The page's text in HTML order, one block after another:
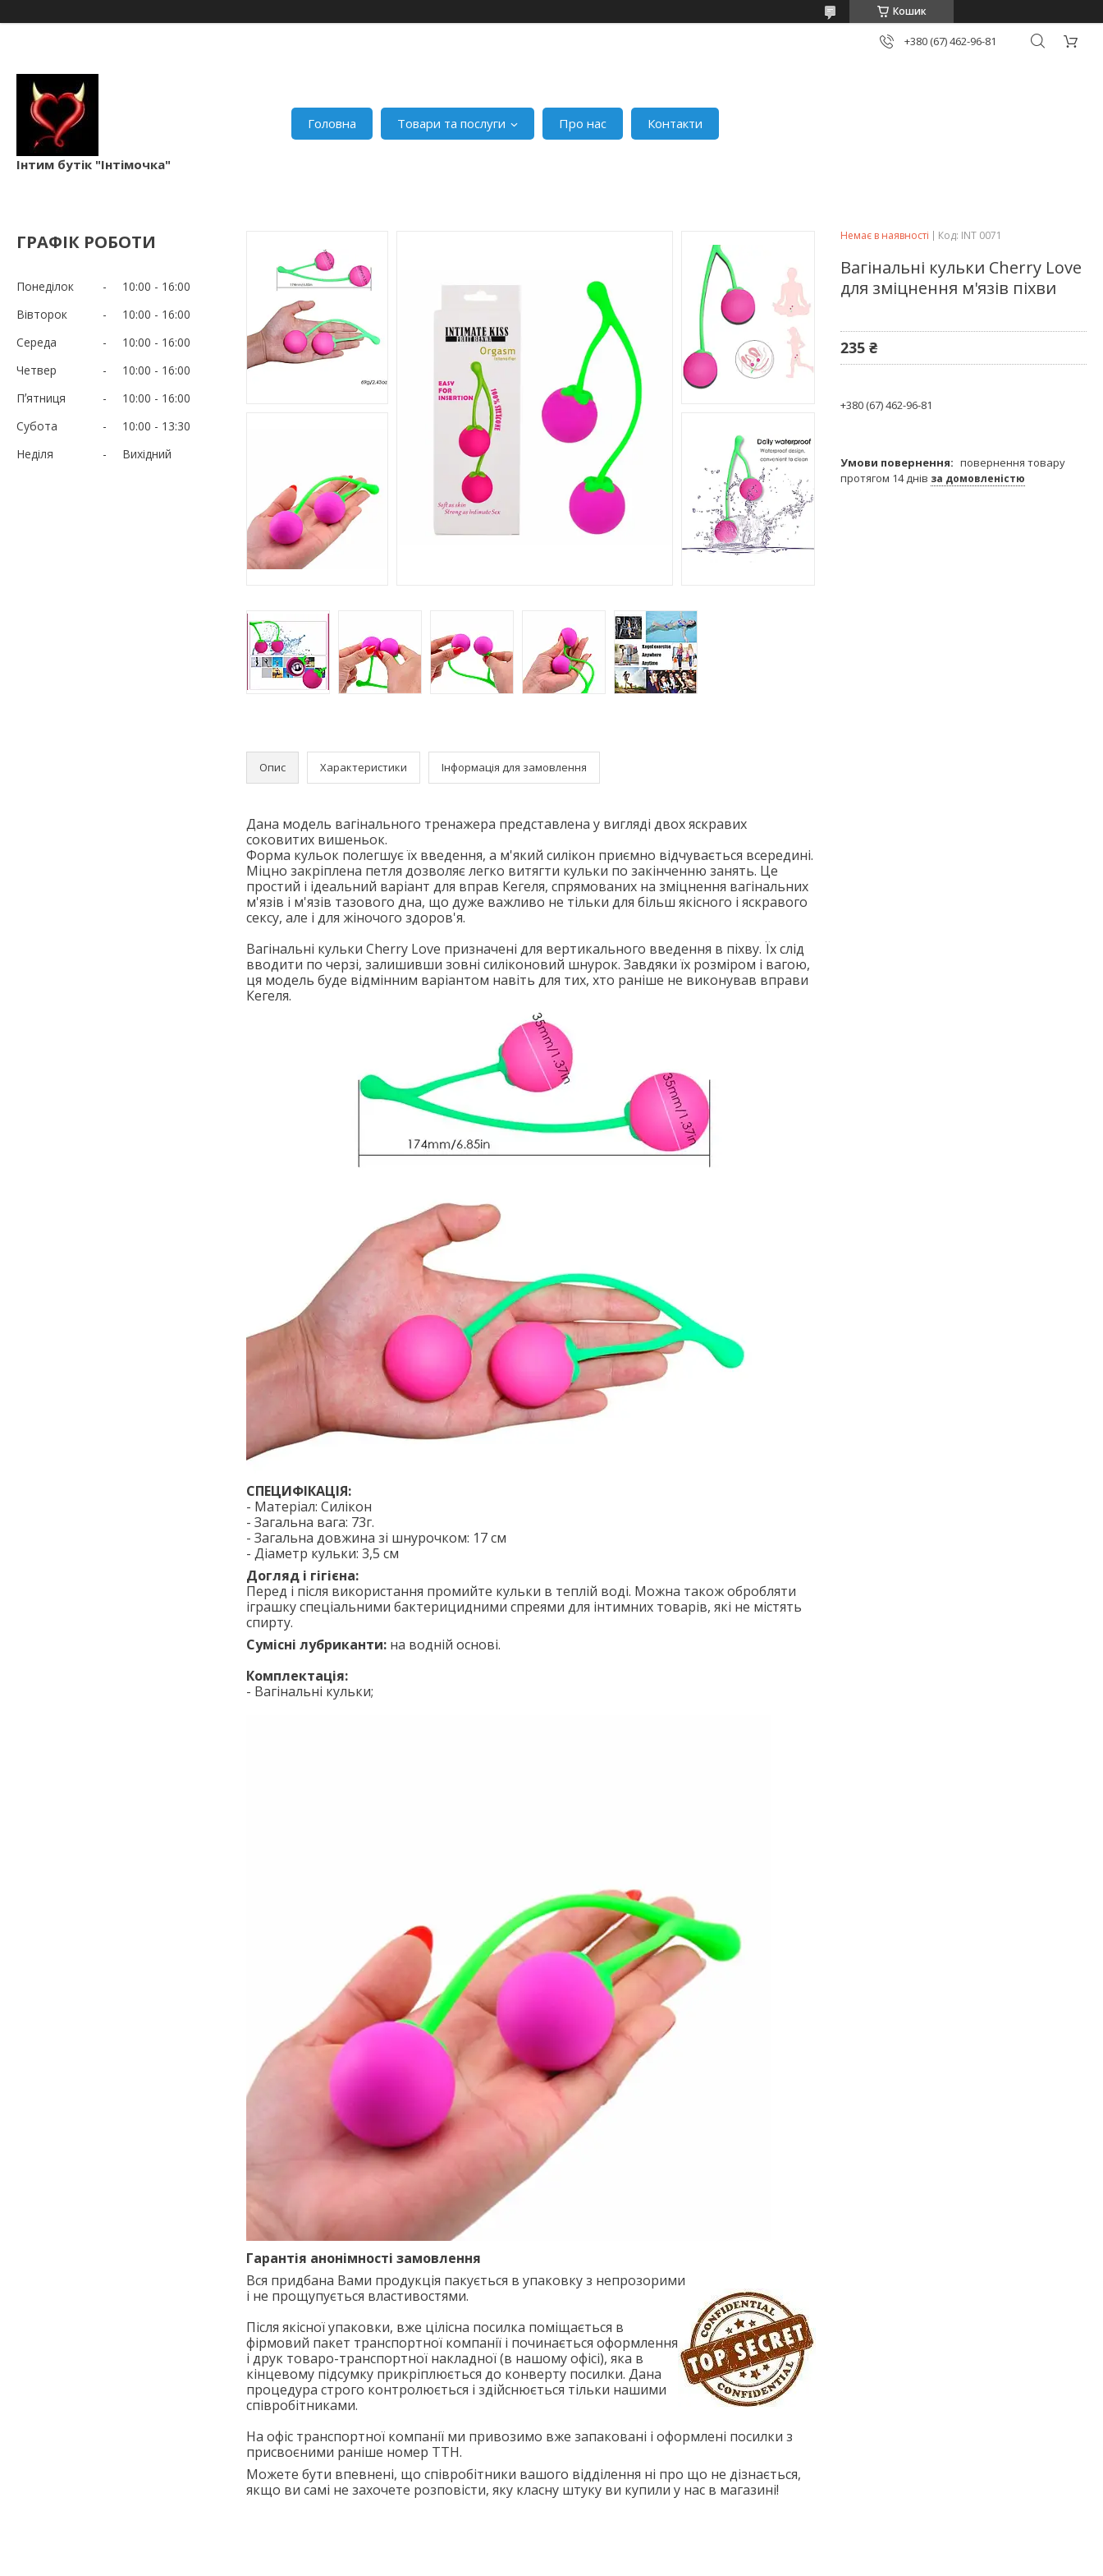
Кошик
+380 (67) 462-96-81
Інтим бутік "Інтімочка"
Головна Товари та послуги Про нас Контакти
ГРАФІК РОБОТИ
Понеділок 10:00
16:00
Вівторок
10:00
16:00
Середа
10:00
16:00
Четвер
10:00
16:00
Пʼятниця
10:00
16:00
Субота
10:00
13:30
Неділя
Вихідний
Опис Характеристики Інформація для замовлення
Дана модель вагінального тренажера представлена у вигляді двох яскравих
соковитих вишеньок.
Форма кульок полегшує їх введення, а м'який силікон приємно відчувається всередині.
Міцно закріплена петля дозволяє легко витягти кульки по закінченню занять. Це
простий і ідеальний варіант для вправ Кегеля, спрямованих на зміцнення вагінальних
м'язів і м'язів тазового дна, що дуже важливо не тільки для більш якісного і яскравого
сексу, але і для жіночого здоров'я.
Вагінальні кульки Cherry Love призначені для вертикального введення в піхву. Їх слід
вводити по черзі, залишивши зовні силіконовий шнурок. Завдяки їх розміром і вагою,
ця модель буде відмінним варіантом навіть для тих, хто раніше не виконував вправи
Кегеля.
СПЕЦИФІКАЦІЯ:
- Матеріал: Силікон
- Загальна вага: 73г.
- Загальна довжина зі шнурочком: 17 см
- Діаметр кульки: 3,5 см
Догляд і гігієна:
Перед і після використання промийте кульки в теплій воді. Можна також обробляти
іграшку спеціальними бактерицидними спреями для інтимних товарів, які не містять
спирту.
Сумісні лубриканти: на водній основі.
Комплектація:
- Вагінальні кульки;
Гарантія анонімності замовлення
Вся придбана Вами продукція пакується в упаковку з непрозорими
і не прощупується властивостями.
Після якісної упаковки, вже цілісна посилка поміщається в
фірмовий пакет транспортної компанії і починається оформлення
і друк товаро-транспортної накладної (в нашому офісі), яка в
кінцевому підсумку прикріплюється до конверту посилки. Дана
процедура строго контролюється і здійснюється тільки нашими
співробітниками.
На офіс транспортної компанії ми привозимо вже запаковані і оформлені посилки з
присвоєними раніше номер ТТН.
Можете бути впевнені, що співробітники вашого відділення ні про що не дізнається,
якщо ви самі не захочете розповісти, яку класну штуку ви купили у нас в магазині!
Немає в наявності Код: INT 0071
Вагінальні кульки Cherry Love
для зміцнення м'язів піхви
235 ₴
+380 (67) 462-96-81
повернення товару
протягом 14 днів за домовленістю